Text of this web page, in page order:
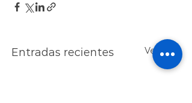
Entradas recientes Ver todo